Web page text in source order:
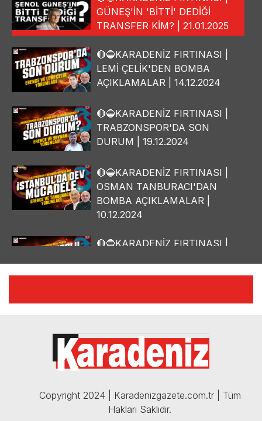
GÜNEŞ'İN 'BİTTİ' DEDİĞİ
TRANSFER KİM? | 21.01.2025
🔴🔵KARADENİZ FIRTINASI |
LEMİ ÇELİK'DEN BOMBA
AÇIKLAMALAR | 14.12.2024
🔴🔵KARADENİZ FIRTINASI |
TRABZONSPOR'DA SON
DURUM | 19.12.2024
🔴🔵KARADENİZ FIRTINASI |
OSMAN TANBURACI'DAN
BOMBA AÇIKLAMALAR |
10.12.2024
🔴🔵KARADENİZ FIRTINASI |
🔴🔵KARADENİZ FIRTINASI |
05.12.2024
Copyright 2024 | Karadenizgazete.com.tr | Tüm
Hakları Saklıdır.